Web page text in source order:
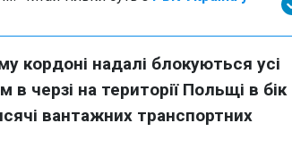
кордоні надалі блокуються усі
в черзі на території Польщі в бік
вантажних транспортних